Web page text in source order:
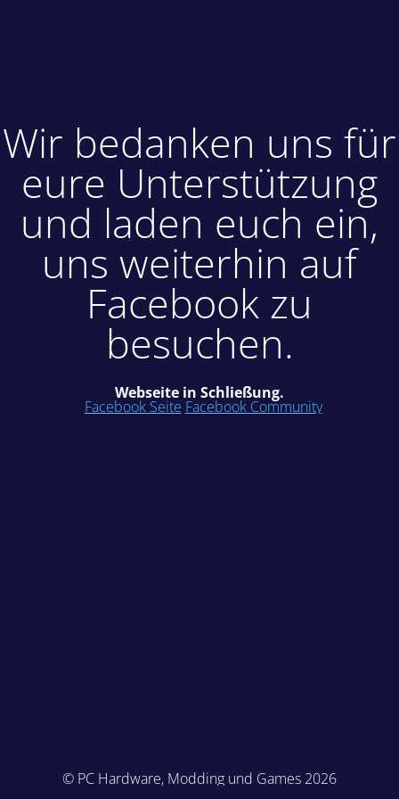
Wir bedanken uns für
eure Unterstützung
und laden euch ein,
uns weiterhin auf
Facebook zu
besuchen.
Webseite in Schließung.
Facebook Seite Facebook Community
© PC Hardware, Modding und Games 2026